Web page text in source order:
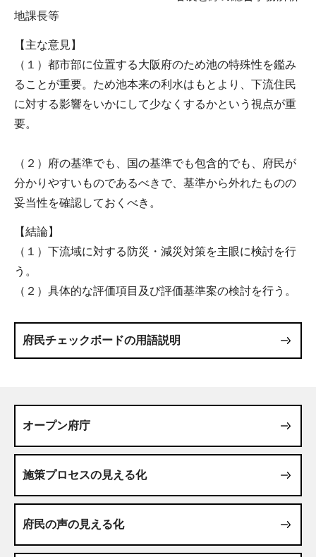
地課長等
【主な意見】
（１）都市部に位置する大阪府のため池の特殊性を鑑み
ることが重要。ため池本来の利水はもとより、下流住民
に対する影響をいかにして少なくするかという視点が重
要。
（２）府の基準でも、国の基準でも包含的でも、府民が
分かりやすいものであるべきで、基準から外れたものの
妥当性を確認しておくべき。
【結論】
（１）下流域に対する防災・減災対策を主眼に検討を行
う。
（２）具体的な評価項目及び評価基準案の検討を行う。
府民チェックボードの用語説明
オープン府庁
施策プロセスの見える化
府民の声の見える化